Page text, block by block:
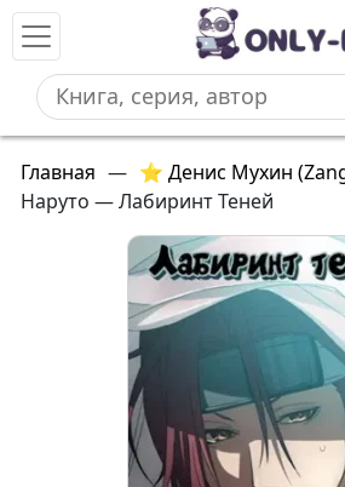
Главная — ⭐ Денис Мухин
Наруто — Лабиринт Теней